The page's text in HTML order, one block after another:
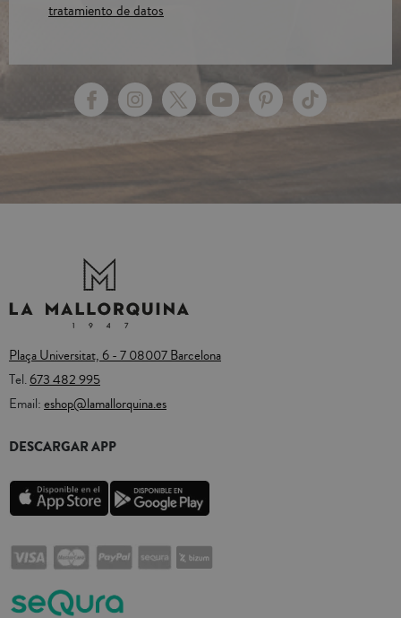
tratamiento de datos
Plaça Universitat, 6 - 7 08007 Barcelona
Tel.673 482 995
Email:eshop@lamallorquina.es
DESCARGAR APP